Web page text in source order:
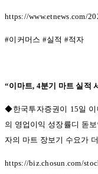
https://www.etnews.com/
#이커머스 #실적 #적자
“이마트, 4분기 마트 실적
◆한국투자증권이 15일
의 영업이익 성장률디 돋
자의 마트 장보기 수요가
https://biz.chosun.com/